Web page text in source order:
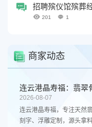
招聘殡仪馆殡葬
201 1
商家动态
连云港晶寿福：翡翠
2026-08-07
连云港晶寿福，专注天然
刻字、浮雕定制，源头拿